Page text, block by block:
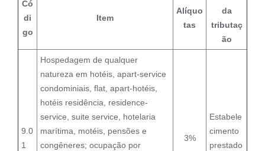
Có
di
go
Item
Alíquo
tas
da
tributaç
ão
9.0
1
Hospedagem de qualquer
natureza em hotéis, apart-service
condominiais, flat, apart-hotéis,
hotéis residência, residence-
service, suite service, hotelaria
marítima, motéis, pensões e
congêneres; ocupação por
3%
Estabele
cimento
prestado